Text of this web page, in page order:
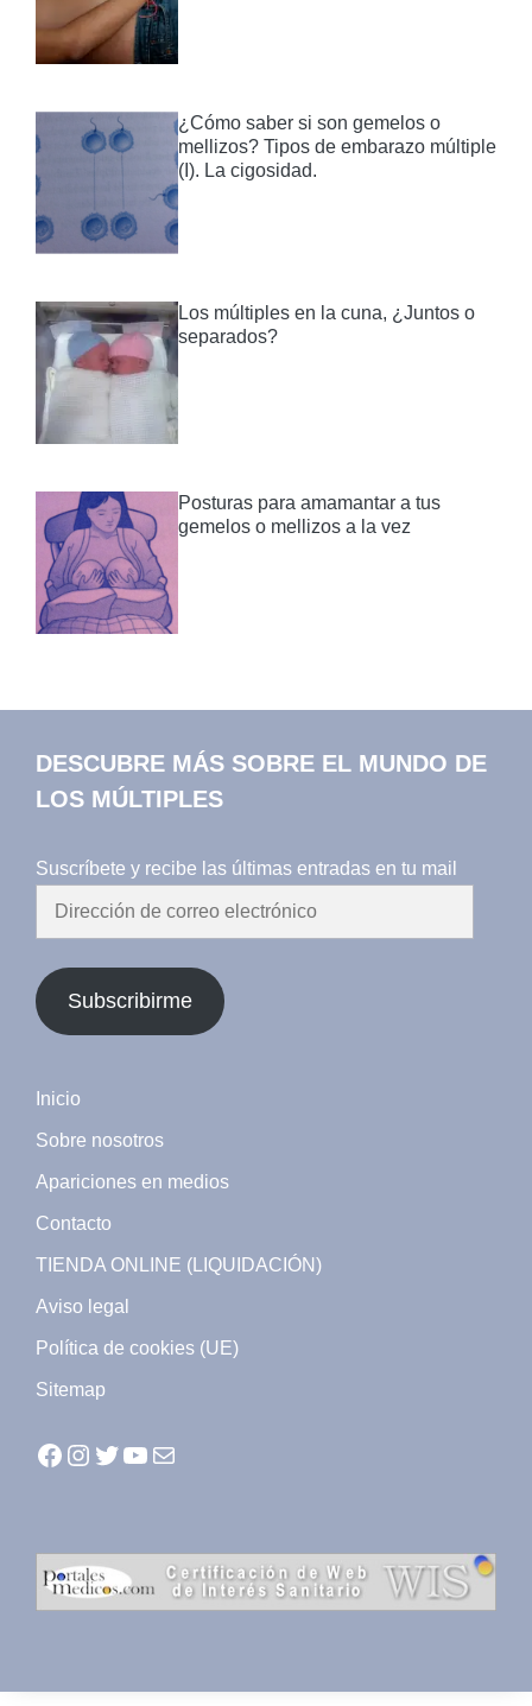
¿Cómo saber si son gemelos o
mellizos? Tipos de embarazo múltiple
(I). La cigosidad.
Los múltiples en la cuna, ¿Juntos o
separados?
Posturas para amamantar a tus
gemelos o mellizos a la vez
DESCUBRE MÁS SOBRE EL MUNDO DE
LOS MÚLTIPLES
Suscríbete y recibe las últimas entradas en tu mail
Dirección
correo
electrónico
Subscribirme
Inicio
Sobre nosotros
Apariciones en medios
Contacto
TIENDA ONLINE (LIQUIDACIÓN)
Aviso legal
Política de cookies (UE)
Sitemap
Facebook
Instagram
Twitter
YouTube
Mail